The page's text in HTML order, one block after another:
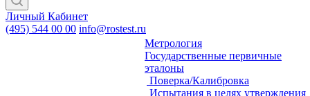
Личный Кабинет
(495) 544 00 00 info@rostest.ru
Метрология
Государственные первичные
эталоны
Поверка/Калибровка
Испытания в целях утверждения